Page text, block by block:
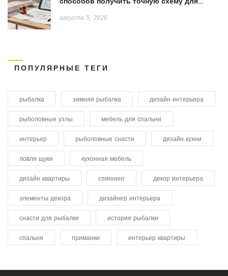
ремонта
августа 5, 2026
ПОПУЛЯРНЫЕ ТЕГИ
рыбалка зимняя рыбалка дизайн интерьера
рыболовные узлы мебель для спальни
интерьер рыболовные снасти дизайн кухни
ловля щуки кухонная мебель
дизайн квартиры спиннинг декор интерьера
элементы декора дизайнер интерьера
снасти для рыбалки история рыбалки
спальня приманки интерьер квартиры